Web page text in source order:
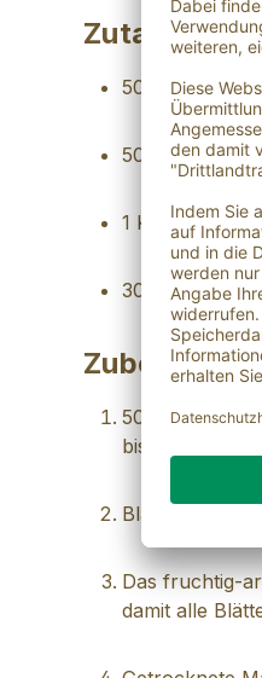
Zutaten
50 ml
50 ml
1 Kopf
30 g
Zubereitung
50 ml
bis ein
Blattsalat
Das fruchtig-
damit alle